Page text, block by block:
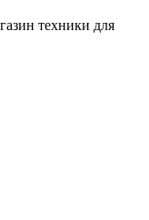
техники для